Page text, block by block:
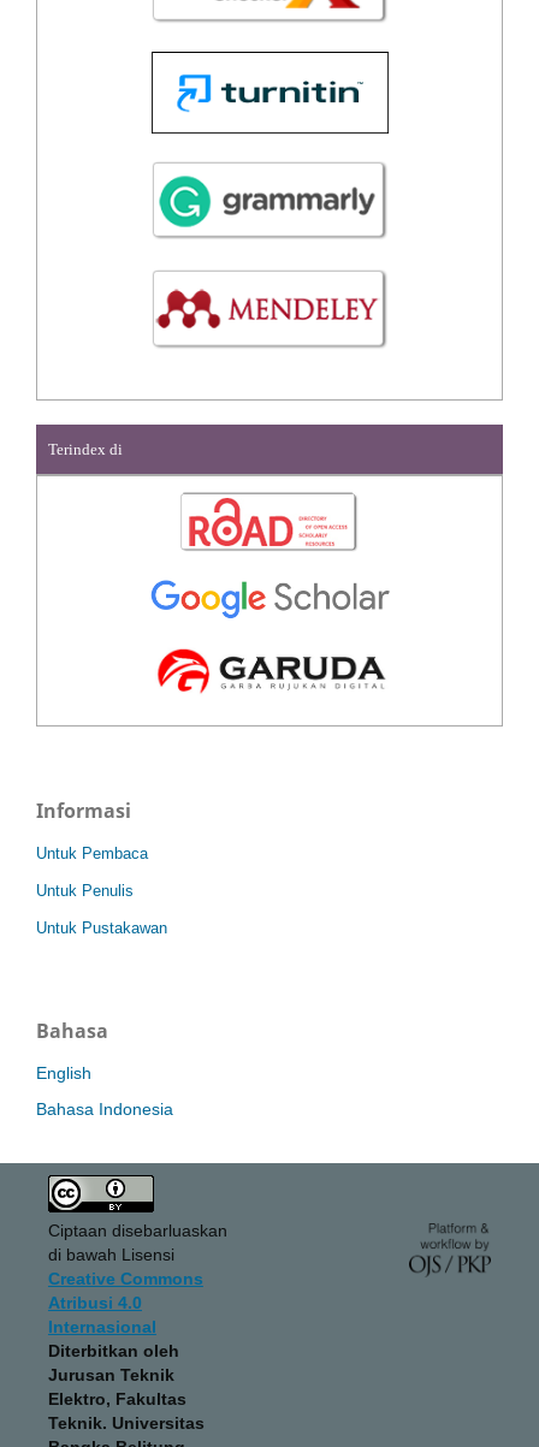
Terindex di
Informasi
Untuk Pembaca
Untuk Penulis
Untuk Pustakawan
Bahasa
English
Bahasa Indonesia
Ciptaan disebarluaskan
di bawah Lisensi
Creative Commons
Atribusi 4.0
Internasional
Diterbitkan oleh
Jurusan Teknik
Elektro, Fakultas
Teknik. Universitas